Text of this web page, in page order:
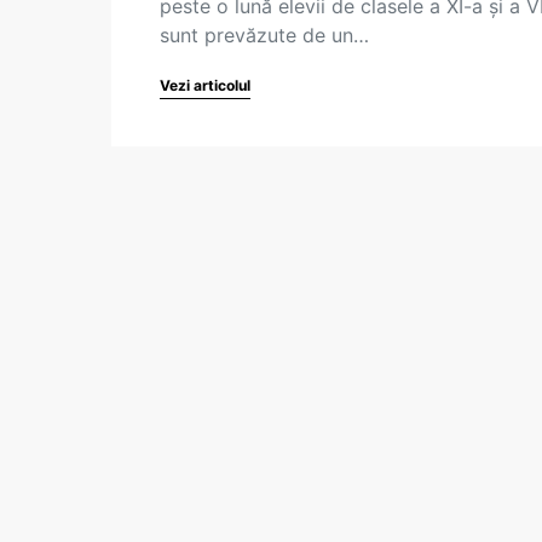
peste o lună elevii de clasele a XI-a și a
sunt prevăzute de un…
Vezi articolul